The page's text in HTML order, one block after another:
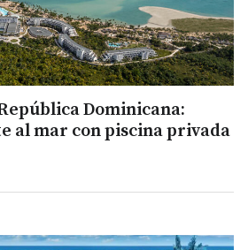
Dominicana:
al mar con piscina privada